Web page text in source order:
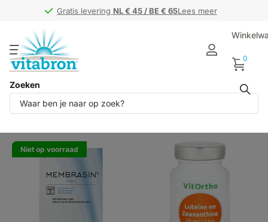
Gratis levering NL € 45 / BE € 65Lees meer
Gratis levering NL € 45 / BE € 65
Zoeken
0
Producten (3)
Niet op voorraad